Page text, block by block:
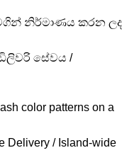
නිර්මාණය කරන ලද
සේවය /
color patterns on a
Delivery / Island-wide